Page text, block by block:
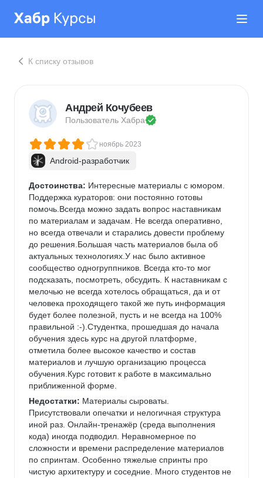
К списку отзывов
Андрей Кочубеев
Пользователь Хабра
ноябрь 2023
Android-разработчик
Достоинства: Интересные материалы с юмором.
Поддержка кураторов: они постоянно готовы
помочь.Всегда можно задать вопрос наставникам
по материалам и задачам. Не всегда оперативно,
но всегда отвечали и старались довести проблему
до решения.Большая часть материалов была об
актуальных технологиях.У нас было активное
сообщество одногруппников. Всегда кто-то мог
подсказать, посмотреть, обсудить. К наставникам с
мелочью не всегда хотелось обращаться, да и от
человека проходящего такой же путь информация
будет более полезной, пусть и не всегда на 100%
правильной :-).Студентка, прошедшая до начала
обучения здесь курс на другой платформе,
отметила более высокое качество и состав
материалов и лучшую организацию процесса
обучения.Курс готовит к работе в максимально
приближенной форме.
Недостатки: Материалы сыроваты.
Присутствовали опечатки и нелогичная структура
иной раз. Онлайн-тренажёр (среда выполнения
кода) иногда подводил. Неравномерное по
сложности и времени распределение материалов
по спринтам. Особенно тяжелые спринты про
чистую архитектуру и соседние. Много студентов не